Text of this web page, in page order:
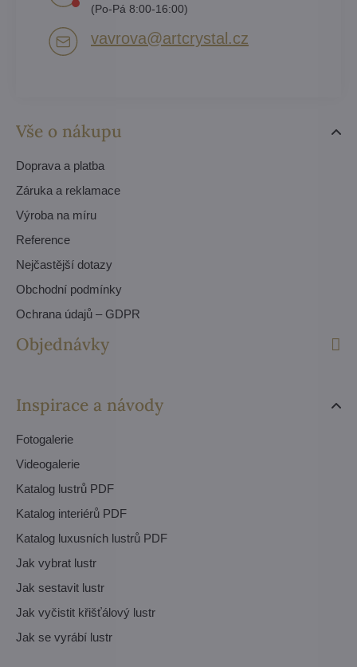
Vše o nákupu
Doprava a platba
Záruka a reklamace
Výroba na míru
Reference
Nejčastější dotazy
Obchodní podmínky
Ochrana údajů – GDPR
Objednávky
Inspirace a návody
Fotogalerie
Videogalerie
Katalog lustrů PDF
Katalog interiérů PDF
Katalog luxusních lustrů PDF
Jak vybrat lustr
Jak sestavit lustr
Jak vyčistit křišťálový lustr
Jak se vyrábí lustr
(Po-Pá 8:00-16:00)
vavrova​@artcrystal​.cz